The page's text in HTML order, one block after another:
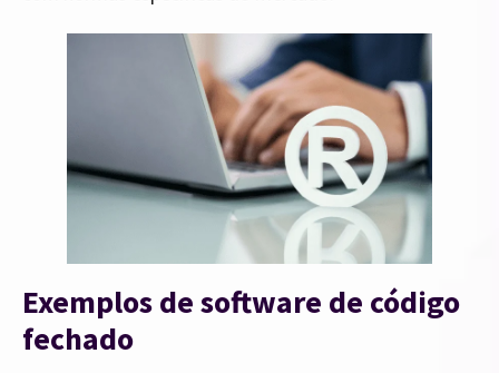
Exemplos de software de código
fechado